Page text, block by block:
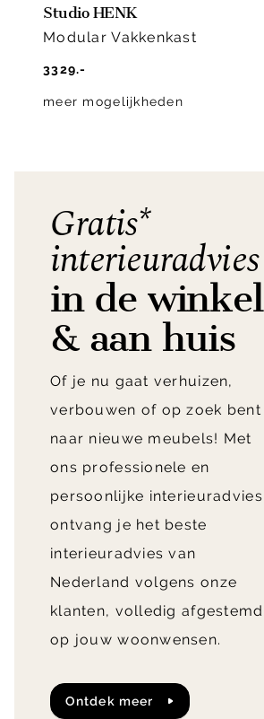
Studio HENK
Modular Vakkenkast
3329.-
meer mogelijkheden
Gratis*
interieuradvies
in de winkel
& aan huis
Of je nu gaat verhuizen,
verbouwen of op zoek bent
naar nieuwe meubels! Met
ons professionele en
persoonlijke interieuradvies
ontvang je het beste
interieuradvies van
Nederland volgens onze
klanten, volledig afgestemd
op jouw woonwensen.
ontdek meer